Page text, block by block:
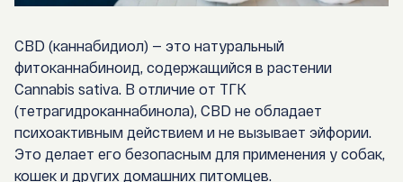
CBD (каннабидиол) — это натуральный
фитоканнабиноид, содержащийся в растении
Cannabis sativa. В отличие от ТГК
(тетрагидроканнабинола), CBD не обладает
психоактивным действием и не вызывает эйфории.
Это делает его безопасным для применения у собак,
кошек и других домашних питомцев.